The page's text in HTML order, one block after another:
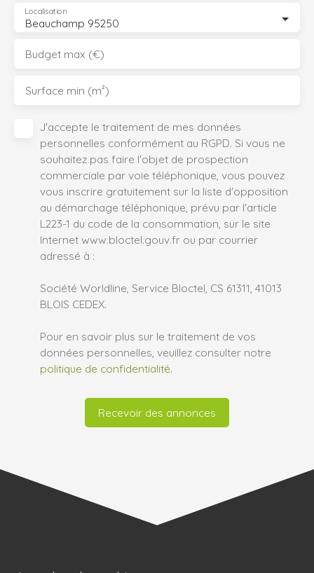
Beauchamp 95250
Localisation
Budget max (€)
Surface min (m²)
J'accepte le traitement de mes données
personnelles conformément au RGPD. Si vous ne
souhaitez pas faire l'objet de prospection
commerciale par voie téléphonique, vous pouvez
vous inscrire gratuitement sur la liste d'opposition
au démarchage téléphonique, prévu par l'article
L223-1 du code de la consommation, sur le site
Internet www.bloctel.gouv.fr ou par courrier
adressé à :
Société Worldline, Service Bloctel, CS 61311, 41013
BLOIS CEDEX.
Pour en savoir plus sur le traitement de vos
données personnelles, veuillez consulter notre
politique de confidentialité.
Recevoir des annonces